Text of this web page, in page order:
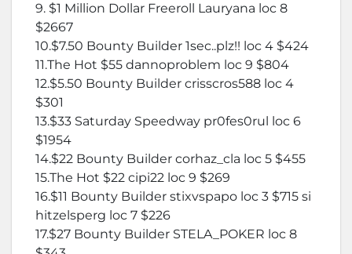
9. $1 Million Dollar Freeroll Lauryana loc 8
$2667
10.$7.50 Bounty Builder 1sec..plz!! loc 4 $424
11.The Hot $55 dannoproblem loc 9 $804
12.$5.50 Bounty Builder crisscros588 loc 4
$301
13.$33 Saturday Speedway pr0fes0rul loc 6
$1954
14.$22 Bounty Builder corhaz_cla loc 5 $455
15.The Hot $22 cipi22 loc 9 $269
16.$11 Bounty Builder stixvspapo loc 3 $715 si
hitzelsperg loc 7 $226
17.$27 Bounty Builder STELA_POKER loc 8